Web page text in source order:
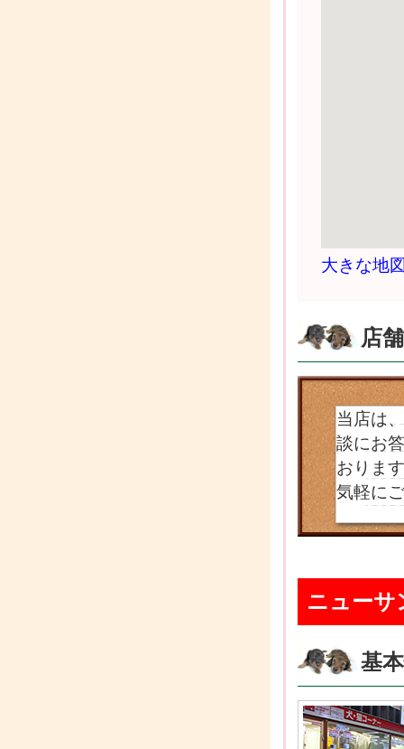
大きな地
店
当店は
談にお
おりま
気軽に
ニューサ
基